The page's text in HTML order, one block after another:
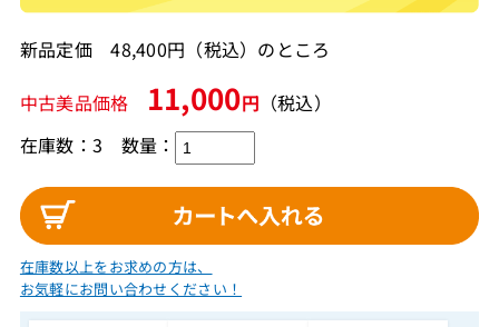
新品定価 48,400円（税込）のところ
中古美品価格 11,000円 （税込）
在庫数：3 数量：
在庫数以上をお求めの方は、
お気軽にお問い合わせください！